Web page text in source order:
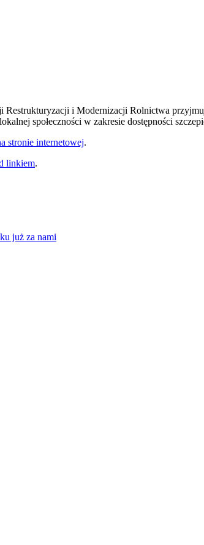
i Modernizacji Rolnictwa
społeczności w zakresie dostępności
stronie internetowej.
linkiem.
już za nami